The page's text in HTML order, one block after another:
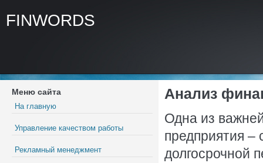
FINWORDS
Меню сайта
На главную
Управление качеством работы
Рекламный менеджмент
Анализ
Одна из
предприятия –
долгосрочной